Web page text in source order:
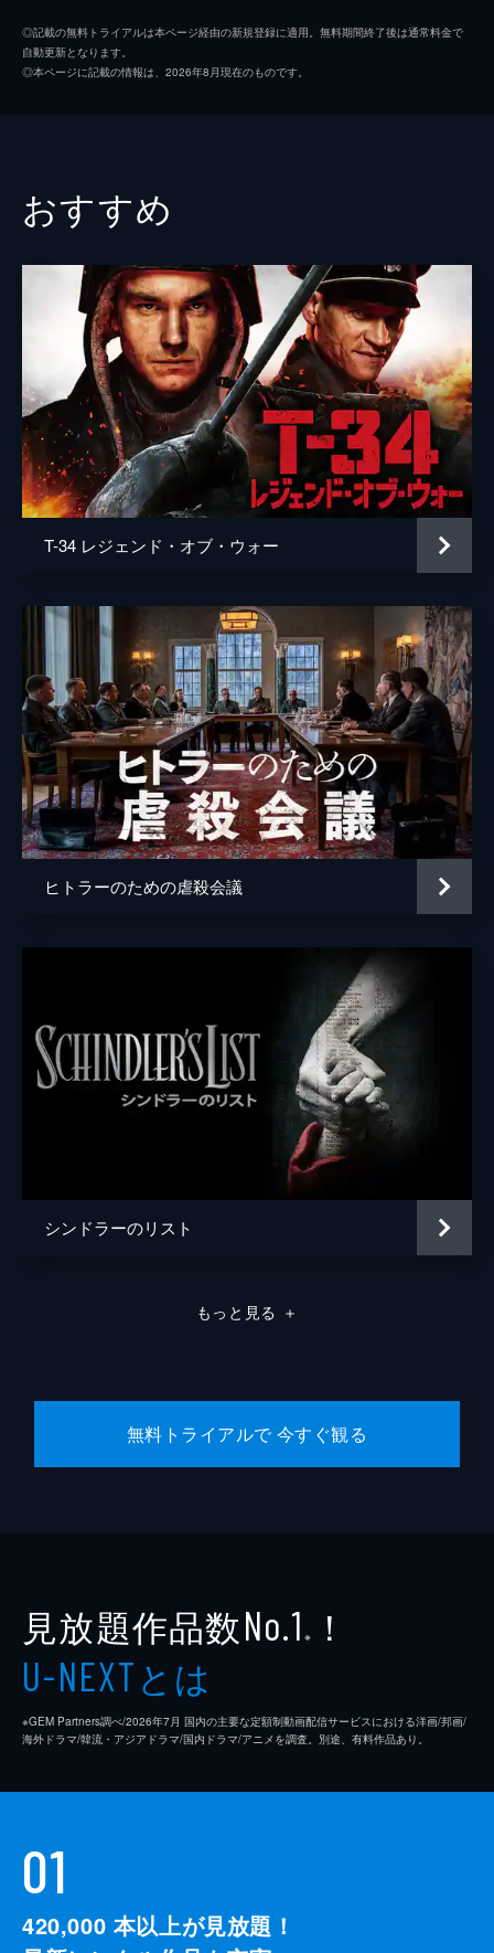
ミスター・ドーソン マーク・ライランス
ジョージ バリー・キオガン
ファリアー トム・ハーディ
マイケル・フォックス
ジョン・ノーラン
声の出演 マイケル・ケイン
監督 クリストファー・ノーラン
音楽 ハンス・ジマー
エマ・トーマス
クリストファー・ノーラン
◎記載の無料トライアルは本ページ経由の新規登録に適用。無料期間終了後は通常料金で
自動更新となります。
◎本ページに記載の情報は、2026年8月現在のものです。
おすすめ
T-34 レジェンド・オブ・ウォー
ヒトラーのための虐殺会議
シンドラーのリスト
もっと見る ＋
無料トライアルで 今すぐ観る
見放題作品数No.1 ※ ！
U-NEXTとは
※GEM Partners調べ/2026年7⽉ 国内の主要な定額制動画配信サービスにおける洋画/邦画/
海外ドラマ/韓流・アジアドラマ/国内ドラマ/アニメを調査。別途、有料作品あり。
01
420,000 本以上が見放題！